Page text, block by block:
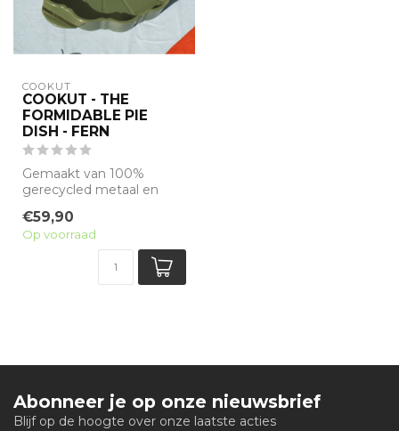
COOKUT
COOKUT - THE
FORMIDABLE PIE
DISH - FERN
Gemaakt van 100%
gerecycled metaal en
antiaanbaklaag, ...
€59,90
Op voorraad
Abonneer je op onze nieuwsbrief
Blijf op de hoogte over onze laatste acties